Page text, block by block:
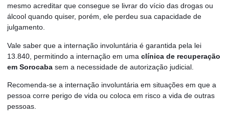
mesmo acreditar que consegue se livrar do vício das drogas ou
álcool quando quiser, porém, ele perdeu sua capacidade de
julgamento.
Vale saber que a internação involuntária é garantida pela lei
13.840, permitindo a internação em uma clínica de recuperação
em Sorocaba sem a necessidade de autorização judicial.
Recomenda-se a internação involuntária em situações em que a
pessoa corre perigo de vida ou coloca em risco a vida de outras
pessoas.